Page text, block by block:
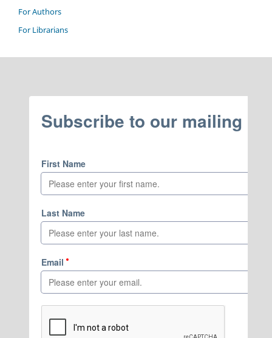
For Authors
For Librarians